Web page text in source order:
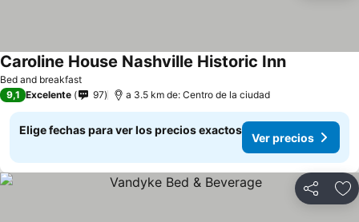
Bed and breakfast
Caroline House Nashville Historic Inn
9,1 Excelente 97 a 3.5 km de: Centro de la ciudad
Elige fechas para ver los precios exactos
Ver precios
Compartir